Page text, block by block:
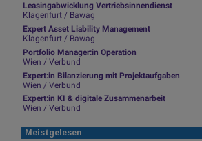
Leasingabwicklung Vertriebsinnendienst
Klagenfurt / Bawag
Expert Asset Liability Management
Klagenfurt / Bawag
Portfolio Manager:in Operation
Wien / Verbund
Expert:in Bilanzierung mit Projektaufgaben
Wien / Verbund
Expert:in KI & digitale Zusammenarbeit
Wien / Verbund
Meistgelesen